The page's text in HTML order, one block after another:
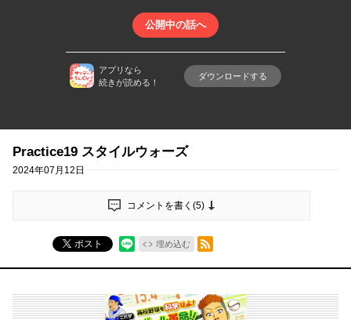
公開中の話へ
アプリなら
続きが読める！
ダウンロードする
Practice19 スタイルウォーズ
2024年07月12日
コメントを書く(5)
ポスト 埋め込む
RSSフィード